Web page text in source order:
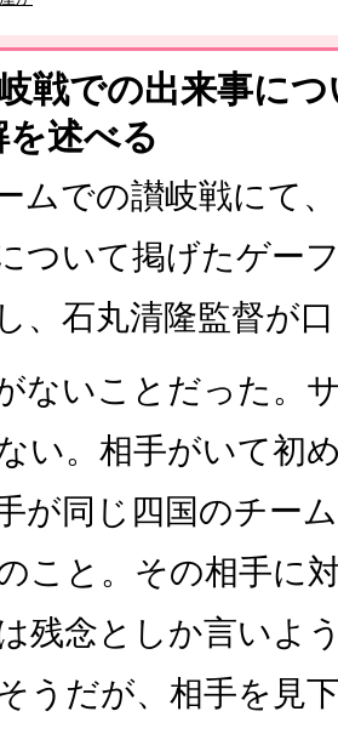
SELECTION
ストワン
大逆転か連破か
黄金のシャーレ
戦での出来事に
述べる
ムでの讃岐戦にて
ついて掲げたゲー
、石丸清隆監督が
ないことだった。
い。相手がいて初
が同じ四国のチー
こと。その相手に
残念としか言いよ
うだが、相手を見